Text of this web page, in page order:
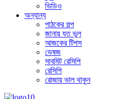
ভিডিও
অন্যান্য
পাঠকের গল্প
জানায় যত ভুল
আজকের টিপস
ভেষজ
সাবমিট রেসিপি
রেসিপি
রোজায় ভাল থাকুন